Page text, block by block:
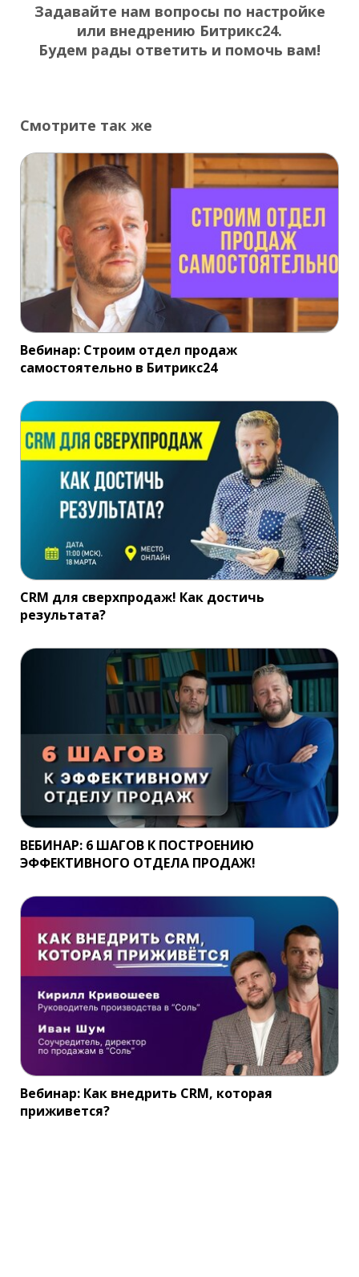
Задавайте нам вопросы по настройке
или внедрению Битрикс24.
Будем рады ответить и помочь вам!
Смотрите так же
Вебинар: Строим отдел продаж
самостоятельно в Битрикс24
CRM для сверхпродаж! Как достичь
результата?
ВЕБИНАР: 6 ШАГОВ К ПОСТРОЕНИЮ
ЭФФЕКТИВНОГО ОТДЕЛА ПРОДАЖ!
Вебинар: Как внедрить CRM, которая
приживется?